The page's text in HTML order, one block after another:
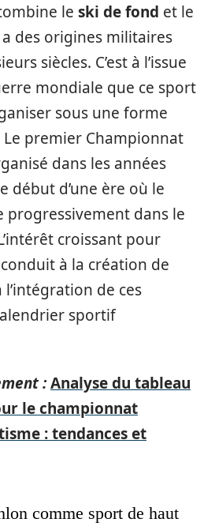
le ski de fond et le
a des origines militaires
siècles. C’est à l’issue
mondiale que ce sport
sous une forme
premier Championnat
dans les années
début d’une ère où le
progressivement dans le
croissant pour
à la création de
de ces
sportif
:Analyse du tableau
le championnat
: tendances et
comme sport de haut